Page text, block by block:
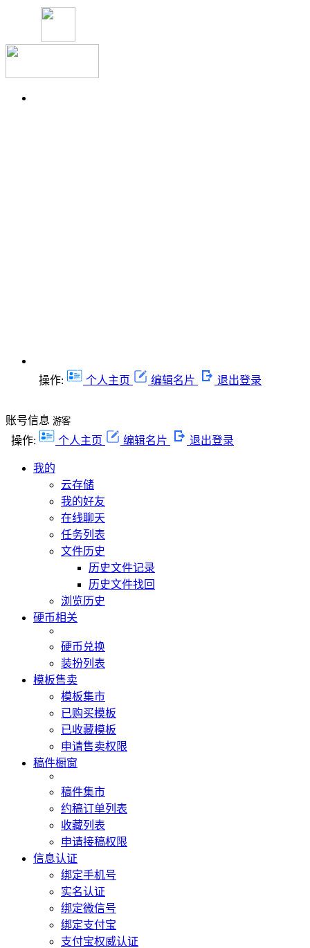
操作: 个人主页 编辑名片 退出登录
账号信息 游客
操作: 个人主页 编辑名片 退出登录
我的
云存储
我的好友
在线聊天
任务列表
文件历史
历史文件记录
历史文件找回
浏览历史
硬币相关
硬币兑换
装扮列表
模板售卖
模板集市
已购买模板
已收藏模板
申请售卖权限
稿件橱窗
稿件集市
约稿订单列表
收藏列表
申请接稿权限
信息认证
绑定手机号
实名认证
绑定微信号
绑定支付宝
支付宝权威认证